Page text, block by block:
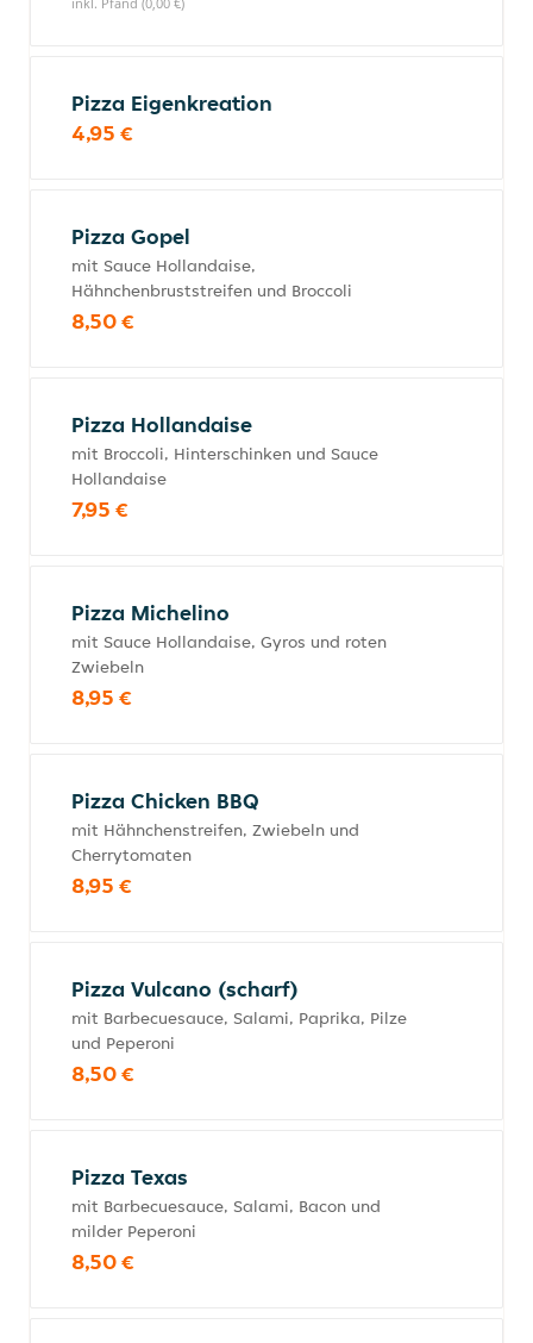
Pizza Eigenkreation
4,95 €
Pizza Gopel
mit Sauce Hollandaise,
Hähnchenbruststreifen und Broccoli
8,50 €
Pizza Hollandaise
mit Broccoli, Hinterschinken und Sauce
Hollandaise
7,95 €
Pizza Michelino
mit Sauce Hollandaise, Gyros und roten
Zwiebeln
8,95 €
Pizza Chicken BBQ
mit Hähnchenstreifen, Zwiebeln und
Cherrytomaten
8,95 €
Pizza Vulcano (scharf)
mit Barbecuesauce, Salami, Paprika, Pilze
und Peperoni
8,50 €
Pizza Texas
mit Barbecuesauce, Salami, Bacon und
milder Peperoni
8,50 €